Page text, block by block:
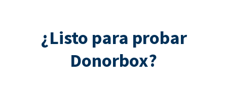
¿Listo para probar
Donorbox?